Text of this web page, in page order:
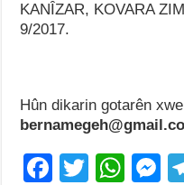
KANÎZAR, KOVARA
9/2017.
Hûn dikarin gotarên
F
T
W